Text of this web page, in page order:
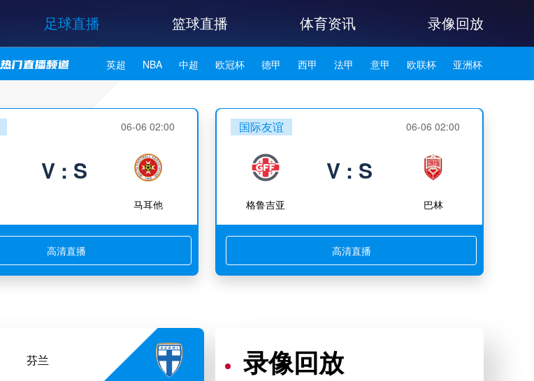
足球直播 篮球直播 体育资讯 录像回放
英超 NBA 中超 欧冠杯 德甲 西甲 法甲 意甲 欧联杯 亚洲杯
06-06 02:00
V : S
马耳他
高清直播
国际友谊 06-06 02:00
格鲁吉亚
V : S
巴林
高清直播
芬兰 录像回放